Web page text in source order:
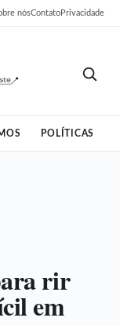
nósContatoPrivacidade
POLÍTICAS
rir
em